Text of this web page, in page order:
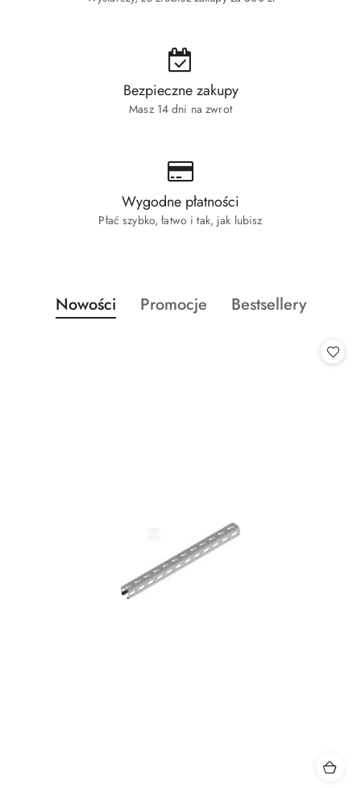
Bezpieczne zakupy
Masz 14 dni na zwrot
Wygodne płatności
Płać szybko, łatwo i tak, jak lubisz
Pomiń karuzelę produktów
Produkty
o
Nowości
Produkty
Promocje
Produkty
Bestsellery